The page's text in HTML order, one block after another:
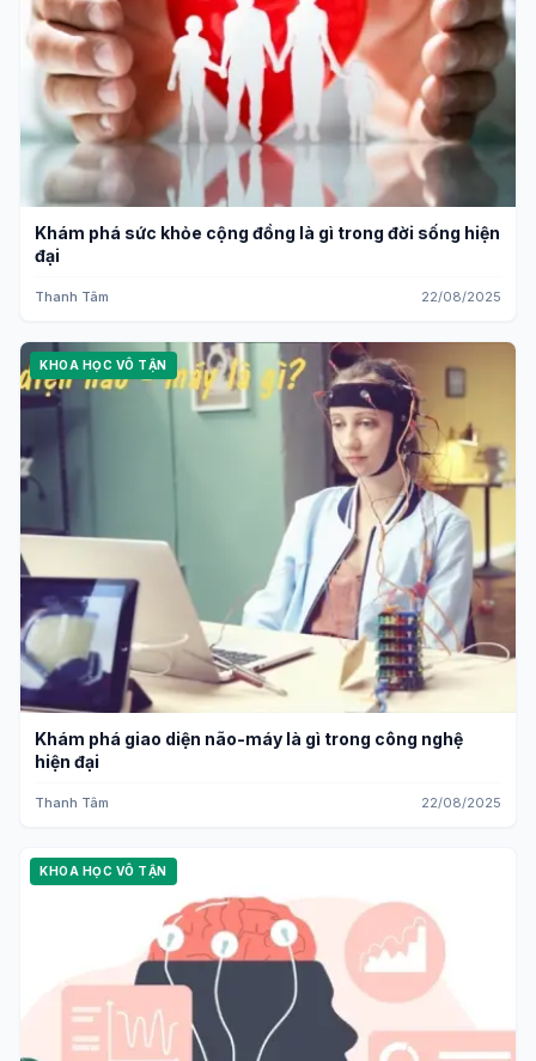
Khám phá sức khỏe cộng đồng là gì trong đời sống hiện
đại
Thanh Tâm 22/08/2025
KHOA HỌC VÔ TẬN
Khám phá giao diện não-máy là gì trong công nghệ
hiện đại
Thanh Tâm 22/08/2025
KHOA HỌC VÔ TẬN